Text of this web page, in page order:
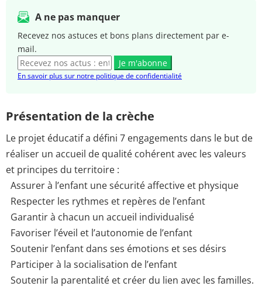
A ne pas manquer
Recevez nos astuces et bons plans directement par e-
mail.
Je m'abonne
En savoir plus sur notre politique de confidentialité
Présentation de la crèche
Le projet éducatif a défini 7 engagements dans le but de
réaliser un accueil de qualité cohérent avec les valeurs
et principes du territoire :
Assurer à l’enfant une sécurité affective et physique
Respecter les rythmes et repères de l’enfant
Garantir à chacun un accueil individualisé
Favoriser l’éveil et l’autonomie de l’enfant
Soutenir l’enfant dans ses émotions et ses désirs
Participer à la socialisation de l’enfant
Soutenir la parentalité et créer du lien avec les familles.